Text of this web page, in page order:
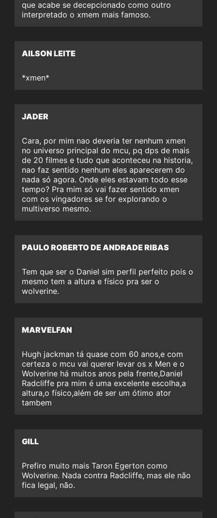
que acabe se decepcionado como outro
interpretado o xmem mais famoso.
AILSON LEITE
*xmen*
JADER
Cara, por mim nao deveria ter nenhum xmen
no universo principal do mcu, pq dps de mais
de 20 filmes e tudo que aconteceu na historia,
nao faz sentido nenhum eles aparecerem do
nada só agora. Onde eles estavam todo esse
tempo? Pra mim só vai fazer sentido xmen
com os vingadores se for explorando o
multiverso mesmo.
PAULO ROBERTO DE ANDRADE RIBAS
Tem que ser o Daniel sim perfil perfeito pois o
mesmo tem a altura e físico pra ser o
wolverine.
MARVELFAN
Hugh jackman tá quase com 60 anos,e com
certeza o mcu vai querer levar os x Men e o
Wolverine há muitos anos pela frente,Daniel
Radcliffe pra mim é uma excelente escolha,a
altura,o físico,além de ser um ótimo ator
tambem
GILL
Prefiro muito mais Taron Egerton como
Wolverine. Nada contra Radcliffe, mas ele não
fica legal, não.